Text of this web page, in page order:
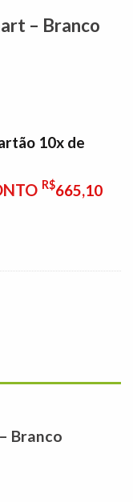
– Branco
10x de
R$665,10
Branco